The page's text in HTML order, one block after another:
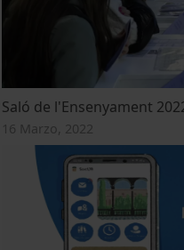
Saló de l'Ensenyament
16 Marzo, 2022